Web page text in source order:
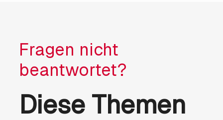
Fragen nicht
beantwortet?
Diese Themen